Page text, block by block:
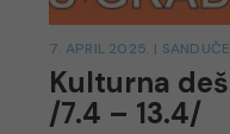
Kulturna
/7.4 – 13.4/
7. APRIL 2025. | SANDUČE